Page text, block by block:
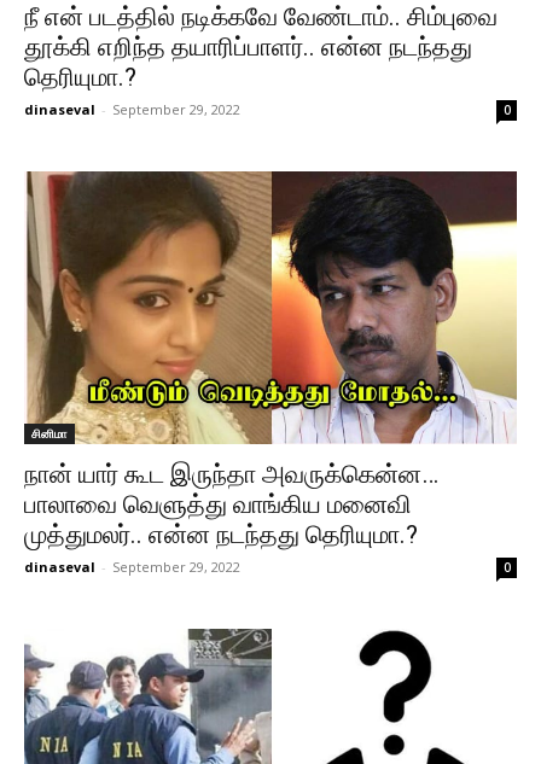
நீ என் படத்தில் நடிக்கவே வேண்டாம்.. சிம்புவை
தூக்கி எறிந்த தயாரிப்பாளர்.. என்ன நடந்தது
தெரியுமா.?
dinaseval - September 29, 2022 0
சினிமா
நான் யார் கூட இருந்தா அவருக்கென்ன…
பாலாவை வெளுத்து வாங்கிய மனைவி
முத்துமலர்.. என்ன நடந்தது தெரியுமா.?
dinaseval - September 29, 2022 0